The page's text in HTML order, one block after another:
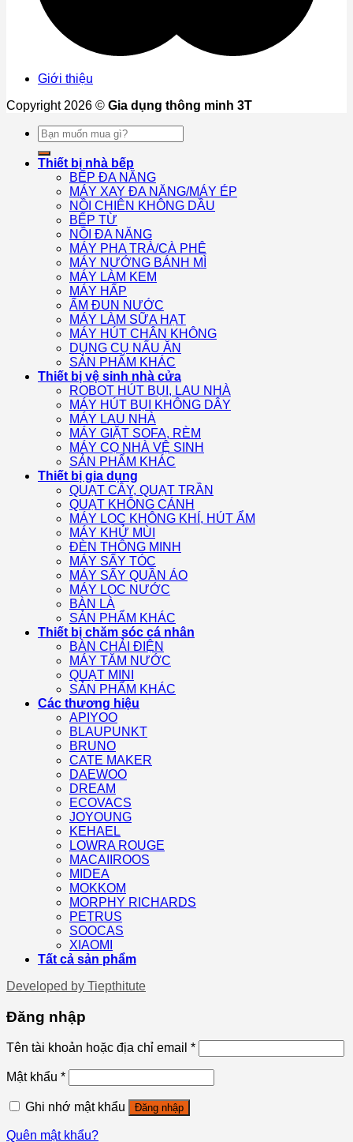
Giới thiệu
Copyright 2026 © Gia dụng thông minh 3T
Tìm
kiếm:
Thiết bị nhà bếp
BẾP ĐA NĂNG
MÁY XAY ĐA NĂNG/MÁY ÉP
NỒI CHIÊN KHÔNG DẦU
BẾP TỪ
NỒI ĐA NĂNG
MÁY PHA TRÀ/CÀ PHÊ
MÁY NƯỚNG BÁNH MÌ
MÁY LÀM KEM
MÁY HẤP
ẤM ĐUN NƯỚC
MÁY LÀM SỮA HẠT
MÁY HÚT CHÂN KHÔNG
DỤNG CỤ NẤU ĂN
SẢN PHẨM KHÁC
Thiết bị vệ sinh nhà cửa
ROBOT HÚT BỤI, LAU NHÀ
MÁY HÚT BỤI KHÔNG DÂY
MÁY LAU NHÀ
MÁY GIẶT SOFA, RÈM
MÁY CỌ NHÀ VỆ SINH
SẢN PHẨM KHÁC
Thiết bị gia dụng
QUẠT CÂY, QUẠT TRẦN
QUẠT KHÔNG CÁNH
MÁY LỌC KHÔNG KHÍ, HÚT ẨM
MÁY KHỬ MÙI
ĐÈN THÔNG MINH
MÁY SẤY TÓC
MÁY SẤY QUẦN ÁO
MÁY LỌC NƯỚC
BÀN LÀ
SẢN PHẨM KHÁC
Thiết bị chăm sóc cá nhân
BÀN CHẢI ĐIỆN
MÁY TĂM NƯỚC
QUẠT MINI
SẢN PHẨM KHÁC
Các thương hiệu
APIYOO
BLAUPUNKT
BRUNO
CATE MAKER
DAEWOO
DREAM
ECOVACS
JOYOUNG
KEHAEL
LOWRA ROUGE
MACAIIROOS
MIDEA
MOKKOM
MORPHY RICHARDS
PETRUS
SOOCAS
XIAOMI
Tất cả sản phẩm
Developed by Tiepthitute
Đăng nhập
Tên tài khoản hoặc địa chỉ email *
Mật khẩu *
Ghi nhớ mật khẩu Đăng nhập
Quên mật khẩu?